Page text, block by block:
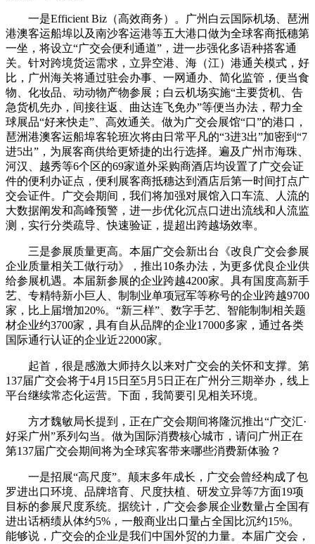
一是Efficient Biz（高效商务）。广州白云国际机场、琶洲
港澳客运船埠以及南沙客运港等五大港口做为全球客商抵穗第
一坐，将设立“广交会便利通道”，进一步强化多语种搭客通
关。针对跨境货运需求，立异空港、海（江）港通关模式，好
比，广州海关将通过驻会办事、一网通办、简化监管，便当食
物、化妆品、动动物产物参展；白云机场实施“主要货机、告
急货机先办，间接往返、曲达连飞免办”等便当办法，帮力全
球展品“好来快走”、高效通关。做为广交会展馆“口”的港口，
琶洲港澳客运船埠客轮班次将由日常平凡的“3进3出”加密到“7
进5出”，为展客商供给更矫捷的出行选择。遍及广州市海珠、
河汉、越秀等6个区的69家道外采购商酒店均设置了广交会证
件的便利办证点，便利展客商抵穗达到酒店后第一时间打点广
交会证件。广交会期间，我们将加强对展馆入口车流、人流的
大数据阐发和高峰预警，进一步优化沉点口进出流线和人流监
测，实行分类疏导、快速验证，提超出跨越场效率。
三是参展质量更高。本届广交会新出台《改良广交会参展
企业质量相关工做行动》，推出10条办法，为更多优良企业供
给参展机遇。本届新参展的企业跨越4200家。具有国度高新手
艺、专精特新小巨人、制制业单项冠军等称号的企业跨越9700
家，比上届增加20%。“新三样”、数字手艺、智能制制相关题
材企业约3700家，具有自从品牌的企业17000多家，通过各类
国际通行认证的企业近22000家。
起首，很是感激大师持久以来对广交会的关怀和支撑。第
137届广交会将于4月15日至5月5日正在广州分三期举办，线上
平台继续常态化运营。下面，我简要引见相关环境。
方才魏敏局长提到，正在广交会期间将隆沉推出“广交汇·
好采广州”系列勾当。做为国际消费核心城市，请问广州正在
第137届广交会期间将为全球宾客带来哪些消费新体验？
一是招展“高尺度”。颠末多年成长，广交会曾经构成了包
罗进出口环境、品牌培育、尺度扶植、研发立异等7方面19项
目标的参展尺度系统。据统计，广交会参展企业数量占全国有
进出话柄绩从体约5%，一般商业出口量占全国比沉约15%。
能够说，广交会的企业是我们中国外贸的力量。本届广交会，